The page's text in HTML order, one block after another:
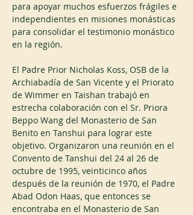
para apoyar muchos esfuerzos frágiles e
independientes en misiones monásticas
para consolidar el testimonio monástico
en la región.
El Padre Prior Nicholas Koss, OSB de la
Archiabadía de San Vicente y el Priorato
de Wimmer en Taishan trabajó en
estrecha colaboración con el Sr. Priora
Beppo Wang del Monasterio de San
Benito en Tanshui para lograr este
objetivo. Organizaron una reunión en el
Convento de Tanshui del 24 al 26 de
octubre de 1995, veinticinco años
después de la reunión de 1970, el Padre
Abad Odon Haas, que entonces se
encontraba en el Monasterio de San